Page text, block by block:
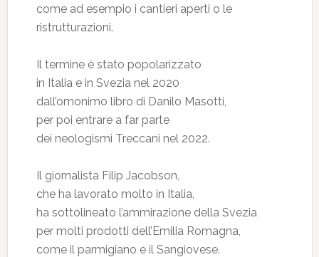
come ad esempio i cantieri aperti o le
ristrutturazioni.
Il termine è stato popolarizzato
in Italia e in Svezia nel 2020
dall’omonimo libro di Danilo Masotti,
per poi entrare a far parte
dei neologismi Treccani nel 2022.
Il giornalista Filip Jacobson,
che ha lavorato molto in Italia,
ha sottolineato l’ammirazione della Svezia
per molti prodotti dell’Emilia Romagna,
come il parmigiano e il Sangiovese.